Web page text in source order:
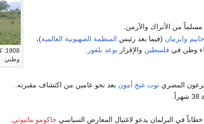
وطني
وايزمان (فيما بعد رئيس المنظمة الصهيونية العالمية)،
وطن في فلسطين والإقرار بوعد بلفور
المصريتوت عنخ أمون بعد نحو عامين من اكتشاف مقبرته.
خطاباً في البرلمان يدعو لاغتيال المعارض السياسي جاكومو ماتيوتي